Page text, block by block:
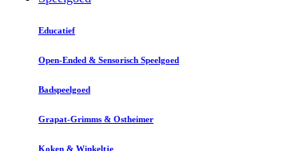
Educatief
Open-Ended & Sensorisch Speelgoed
Badspeelgoed
Grapat-Grimms & Ostheimer
Koken & Winkeltje